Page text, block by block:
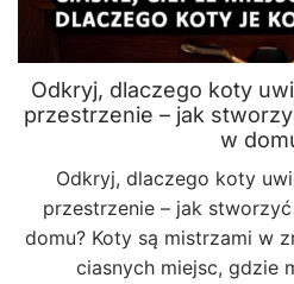
Odkryj, dlaczego koty
przestrzenie – jak
w
Odkryj, dlaczego koty
przestrzenie – jak
domu? Koty są mistrzami w
ciasnych miejsc, gdzie